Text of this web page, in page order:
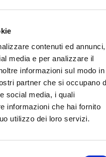
contenuti ed annunci,
media e per analizzare il
informazioni sul modo in
partner che si occupano
social media, i quali
informazioni che hai fornito
utilizzo dei loro servizi.
limitazioni su
o limitare
o alla totalità del
e senza che
e
+